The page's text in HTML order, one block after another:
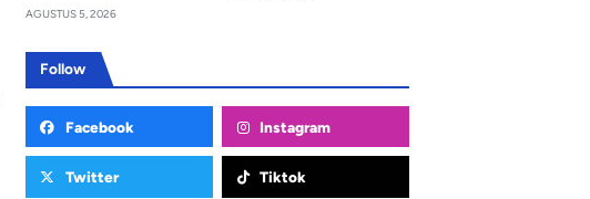
AGUSTUS 5, 2026
Follow
Facebook Instagram
Twitter Tiktok